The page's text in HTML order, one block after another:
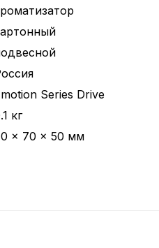
Series Drive
кг
× 70 × 50 мм